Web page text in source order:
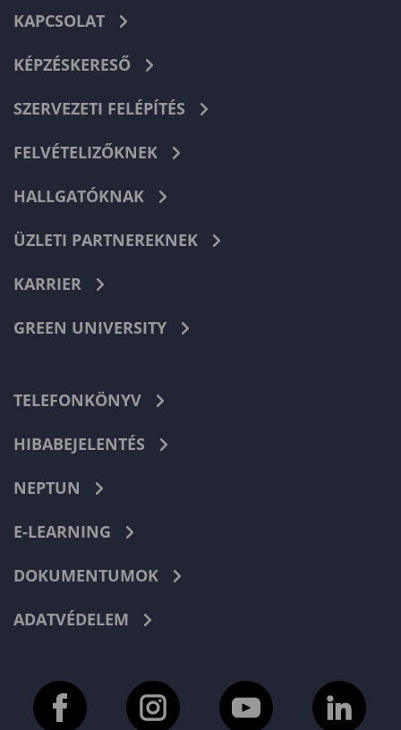
KAPCSOLAT
KÉPZÉSKERESŐ
SZERVEZETI FELÉPÍTÉS
FELVÉTELIZŐKNEK
HALLGATÓKNAK
ÜZLETI PARTNEREKNEK
KARRIER
GREEN UNIVERSITY
TELEFONKÖNYV
HIBABEJELENTÉS
NEPTUN
E-LEARNING
DOKUMENTUMOK
ADATVÉDELEM